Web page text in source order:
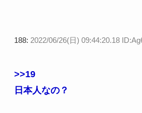
188: 2022/06/26(日) 09:44:20.18
>>19
日本人なの？